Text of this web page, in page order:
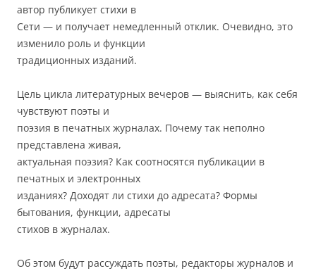
автор публикует стихи в
Сети — и получает немедленный отклик. Очевидно, это
изменило роль и функции
традиционных изданий.
Цель цикла литературных вечеров — выяснить, как себя
чувствуют поэты и
поэзия в печатных журналах. Почему так неполно
представлена живая,
актуальная поэзия? Как соотносятся публикации в
печатных и электронных
изданиях? Доходят ли стихи до адресата? Формы
бытования, функции, адресаты
стихов в журналах.
Об этом будут рассуждать поэты, редакторы журналов и